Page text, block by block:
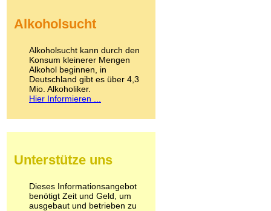
Kokain
LSD
Marihuana
Medikamente
Meskalin
Metamphetamin
Methadon
Pilze
Psychopharmaka
Schlafmittel
Schmerzmittel
Alkoholsucht
Alkoholsucht kann durch den
Konsum kleinerer Mengen
Alkohol beginnen, in
Deutschland gibt es über 4,3
Mio. Alkoholiker.
Hier Informieren ...
Unterstütze uns
Dieses Informationsangebot
benötigt Zeit und Geld, um
ausgebaut und betrieben zu